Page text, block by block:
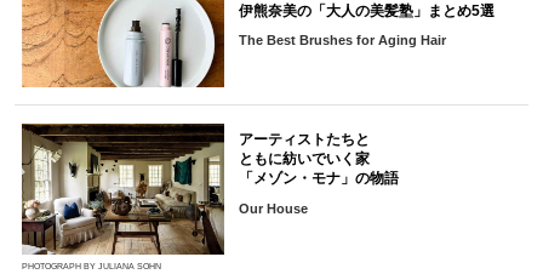
伊熊奈美の「大人の美髪塾」まとめ5選
The Best Brushes for Aging Hair
PHOTOGRAPH BY JULIANA SOHN
アーティストたちと
ともに紡いでいく家
「メゾン・モナ」の物語
Our House